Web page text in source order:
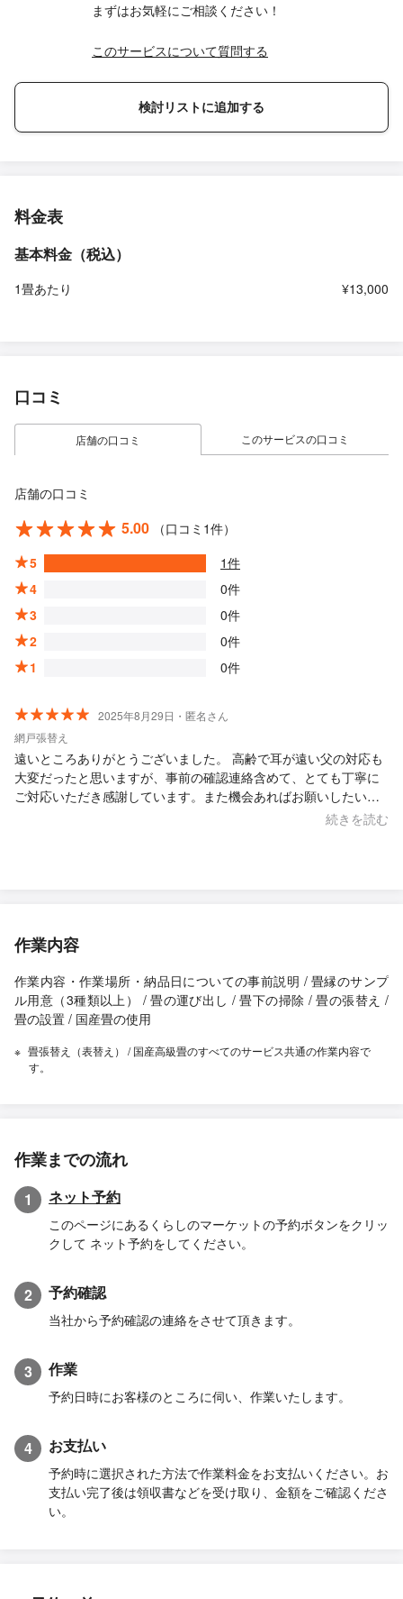
まずはお気軽にご相談ください！
このサービスについて質問する
検討リストに追加する
料金表
基本料金（税込）
1畳あたり ¥13,000
口コミ
店舗の口コミ このサービスの口コミ
店舗の口コミ
5.00
（口コミ1件）
5
1件
4
0件
3
0件
2
0件
1
0件
2025年8月29日・匿名さん
網戸張替え
遠いところありがとうございました。 高齢で耳が遠い父の対応も
大変だったと思いますが、事前の確認連絡含めて、とても丁寧に
ご対応いただき感謝しています。また機会あればお願いしたいと
続きを読む
作業内容
作業内容・作業場所・納品日についての事前説明 / 畳縁のサンプ
ル用意（3種類以上） / 畳の運び出し / 畳下の掃除 / 畳の張替え /
畳の設置 / 国産畳の使用
畳張替え（表替え） / 国産高級畳のすべてのサービス共通の作業内容で
す。
作業までの流れ
1 ネット予約
このページにあるくらしのマーケットの予約ボタンをクリッ
クして ネット予約をしてください。
2 予約確認
当社から予約確認の連絡をさせて頂きます。
3 作業
予約日時にお客様のところに伺い、作業いたします。
4 お支払い
予約時に選択された方法で作業料金をお支払いください。お
支払い完了後は領収書などを受け取り、金額をご確認くださ
い。